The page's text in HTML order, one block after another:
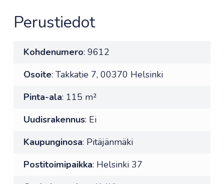
Perustiedot
Kohdenumero: 9612
Osoite: Takkatie 7, 00370 Helsinki
Pinta-ala: 115 m²
Uudisrakennus: Ei
Kaupunginosa: Pitäjänmäki
Postitoimipaikka: Helsinki 37